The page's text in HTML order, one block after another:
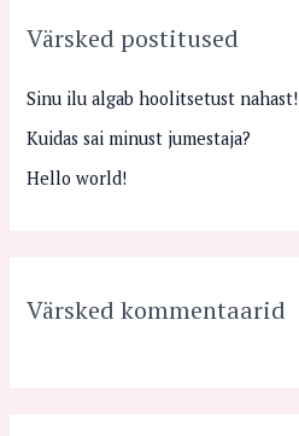
c
f
o
r
Värsked postitused
Sinu ilu algab hoolitsetust nahast!
Kuidas sai minust jumestaja?
Hello world!
Värsked kommentaarid